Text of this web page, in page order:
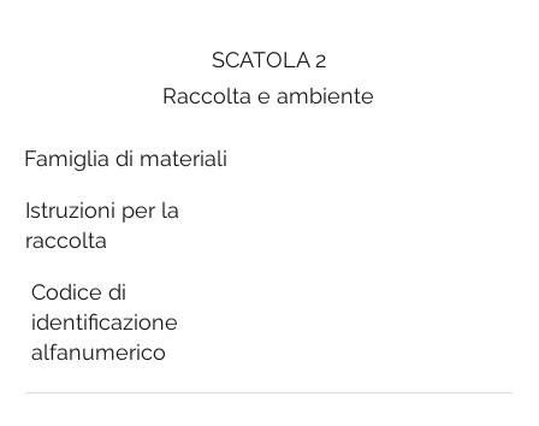
SCATOLA 2
Raccolta e ambiente
Famiglia di materiali
Istruzioni per la
raccolta
Codice di
identificazione
alfanumerico